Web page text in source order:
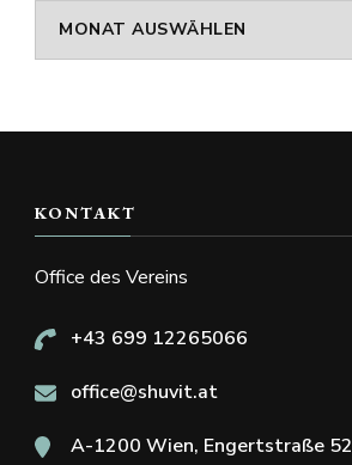
Archiv
KONTAKT
Office des Vereins
+43 699 12265066
office@shuvit.at
A-1200 Wien, Engertstraße 52